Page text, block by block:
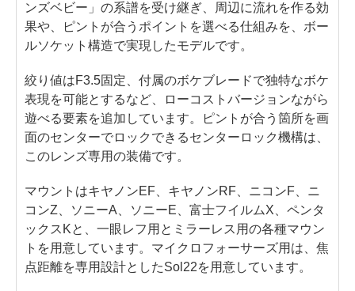
ンズベビー」の系譜を受け継ぎ、周辺に流れを作る効
果や、ピントが合うポイントを選べる仕組みを、ボー
ルソケット構造で実現したモデルです。
絞り値はF3.5固定、付属のボケブレードで独特なボケ
表現を可能とするなど、ローコストバージョンながら
遊べる要素を追加しています。ピントが合う箇所を画
面のセンターでロックできるセンターロック機構は、
このレンズ専用の装備です。
マウントはキヤノンEF、キヤノンRF、ニコンF、ニ
コンZ、ソニーA、ソニーE、富士フイルムX、ペンタ
ックスKと、一眼レフ用とミラーレス用の各種マウン
トを用意しています。マイクロフォーサーズ用は、焦
点距離を専用設計としたSol22を用意しています。